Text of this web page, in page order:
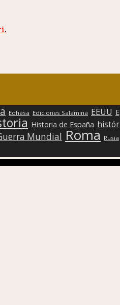
.
Edhasa Ediciones Salamina EEUU
Historia de España
Mundial Roma Rusia